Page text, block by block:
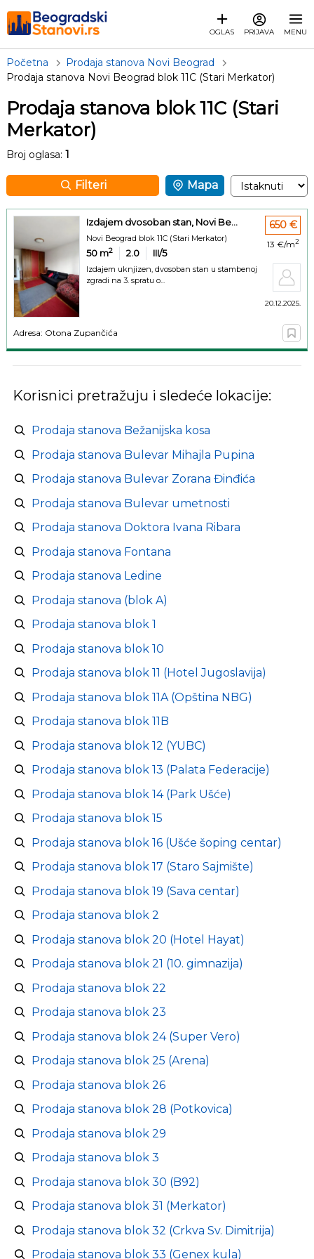
OGLAS PRIJAVA MENU
Početna
Prodaja stanova Novi Beograd
Prodaja stanova Novi Beograd blok 11C (Stari Merkator)
Prodaja stanova blok 11C (Stari
Merkator)
Broj oglasa: 1
Filteri Mapa
Izdajem dvosoban stan, Novi Be...
Novi Beograd blok 11C (Stari Merkator)
50 m2 2.0 III/5
Izdajem uknjizen, dvosoban stan u stambenoj
zgradi na 3. spratu o...
650 €
13 €/m2
20.12.2025.
Adresa: Otona Zupančića
Korisnici pretražuju i sledeće lokacije:
Prodaja stanova Bežanijska kosa
Prodaja stanova Bulevar Mihajla Pupina
Prodaja stanova Bulevar Zorana Đinđića
Prodaja stanova Bulevar umetnosti
Prodaja stanova Doktora Ivana Ribara
Prodaja stanova Fontana
Prodaja stanova Ledine
Prodaja stanova (blok A)
Prodaja stanova blok 1
Prodaja stanova blok 10
Prodaja stanova blok 11 (Hotel Jugoslavija)
Prodaja stanova blok 11A (Opština NBG)
Prodaja stanova blok 11B
Prodaja stanova blok 12 (YUBC)
Prodaja stanova blok 13 (Palata Federacije)
Prodaja stanova blok 14 (Park Ušće)
Prodaja stanova blok 15
Prodaja stanova blok 16 (Ušće šoping centar)
Prodaja stanova blok 17 (Staro Sajmište)
Prodaja stanova blok 19 (Sava centar)
Prodaja stanova blok 2
Prodaja stanova blok 20 (Hotel Hayat)
Prodaja stanova blok 21 (10. gimnazija)
Prodaja stanova blok 22
Prodaja stanova blok 23
Prodaja stanova blok 24 (Super Vero)
Prodaja stanova blok 25 (Arena)
Prodaja stanova blok 26
Prodaja stanova blok 28 (Potkovica)
Prodaja stanova blok 29
Prodaja stanova blok 3
Prodaja stanova blok 30 (B92)
Prodaja stanova blok 31 (Merkator)
Prodaja stanova blok 32 (Crkva Sv. Dimitrija)
Prodaja stanova blok 33 (Genex kula)